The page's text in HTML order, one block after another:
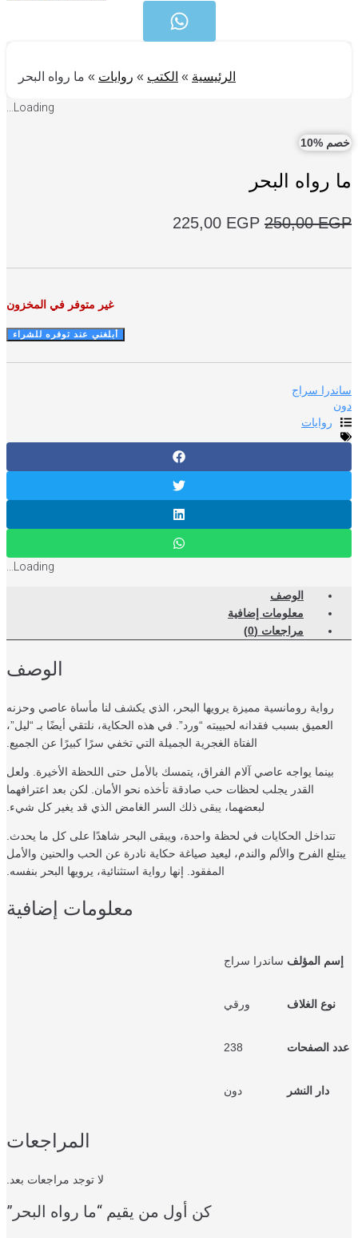
الرئيسية»الكتب»روايات »ما رواه البحر
Loading...
%10
رواه البحر
250,00 السعر
هو:
225,00EGP
السعر
هو:
غير متوفر في المخزون
سراج
روايات
Loading...
الوصف
معلومات إضافية
مراجعات (0)
الوصف
رواية رومانسية مميزة يرويها البحر، الذي يكشف لنا مأساة عاصي وحزنه
العميق بسبب فقدانه لحبيبته “ورد”. في هذه الحكاية، نلتقي أيضًا بـ “ليل”،
الفتاة الغجرية الجميلة التي تخفي سرًا كبيرًا عن الجميع.
بينما يواجه عاصي آلام الفراق، يتمسك بالأمل حتى اللحظة الأخيرة. ولعل
القدر يجلب لحظات حب صادقة تأخذه نحو الأمان. لكن بعد اعترافهما
لبعضهما، يبقى ذلك السر الغامض الذي قد يغير كل شيء.
تتداخل الحكايات في لحظة واحدة، ويبقى البحر شاهدًا على كل ما يحدث.
الفرح والألم والندم، ليعيد صياغة حكاية نادرة عن الحب والحنين والأمل
المفقود. إنها رواية استثنائية، يرويها البحر بنفسه.
معلومات إضافية
المؤلف ساندرا سراج
نوع الغلاف ورقي
الصفحات
دار النشر
المراجعات
لا توجد مراجعات بعد.
كن أول من يقيم “ما رواه البحر”